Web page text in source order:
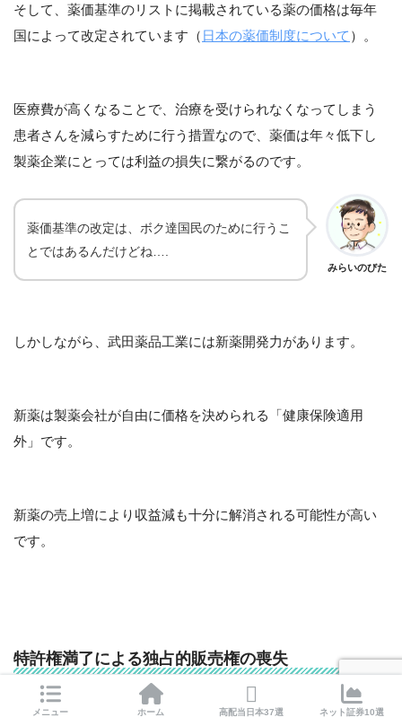
そして、薬価基準のリストに掲載されている薬の価格は毎年
国によって改定されています（ 日本の薬価制度について ）。
医療費が高くなることで、治療を受けられなくなってしまう
患者さんを減らすために行う措置なので、薬価は年々低下し
製薬企業にとっては利益の損失に繋がるのです。
みらいのびた
薬価基準の改定は、ボク達国民のために行うこ
とではあるんだけどね….
しかしながら、武田薬品工業には新薬開発力があります。
新薬は製薬会社が自由に価格を決められる「健康保険適用
外」です。
新薬の売上増により収益減も十分に解消される可能性が高い
です。
特許権満了による独占的販売権の喪失
薬の特許権満了による、独占的販売権が喪失してしまうこと
メニュー ホーム 高配当日本37選 ネット証券10選